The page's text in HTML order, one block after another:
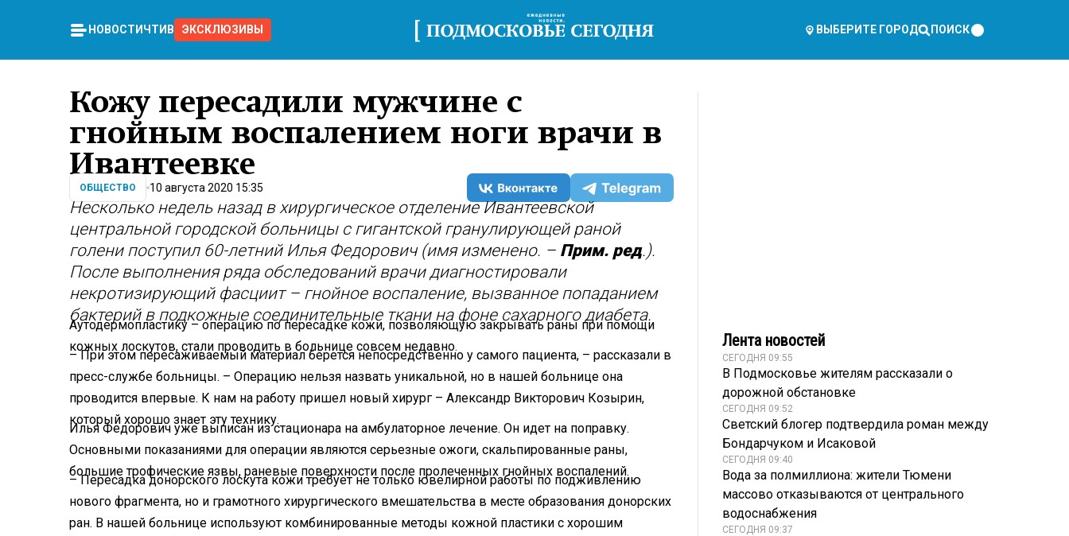
НОВОСТИ ЧТИВО ЭКСКЛЮЗИВЫ ВЫБЕРИТЕ ГОРОД ПОИСК
Кожу пересадили мужчине с
гнойным воспалением ноги врачи в
Ивантеевке
ОБЩЕСТВО 10 августа 2020 15:35
Несколько недель назад в хирургическое отделение Ивантеевской
центральной городской больницы с гигантской гранулирующей раной
голени поступил 60-летний Илья Федорович (имя изменено. – Прим. ред.).
После выполнения ряда обследований врачи диагностировали
некротизирующий фасциит – гнойное воспаление, вызванное попаданием
бактерий в подкожные соединительные ткани на фоне сахарного диабета.
Аутодермопластику – операцию по пересадке кожи, позволяющую закрывать раны при помощи
кожных лоскутов, стали проводить в больнице совсем недавно.
– При этом пересаживаемый материал берется непосредственно у самого пациента, – рассказали в
пресс-службе больницы. – Операцию нельзя назвать уникальной, но в нашей больнице она
проводится впервые. К нам на работу пришел новый хирург – Александр Викторович Козырин,
который хорошо знает эту технику.
Илья Федорович уже выписан из стационара на амбулаторное лечение. Он идет на поправку.
Основными показаниями для операции являются серьезные ожоги, скальпированные раны,
большие трофические язвы, раневые поверхности после пролеченных гнойных воспалений.
– Пересадка донорского лоскута кожи требует не только ювелирной работы по подживлению
нового фрагмента, но и грамотного хирургического вмешательства в месте образования донорских
ран. В нашей больнице используют комбинированные методы кожной пластики с хорошим
Лента новостей
СЕГОДНЯ 09:55
В Подмосковье жителям рассказали о
дорожной обстановке
СЕГОДНЯ 09:52
Светский блогер подтвердила роман между
Бондарчуком и Исаковой
СЕГОДНЯ 09:40
Вода за полмиллиона: жители Тюмени
массово отказываются от центрального
водоснабжения
СЕГОДНЯ 09:37